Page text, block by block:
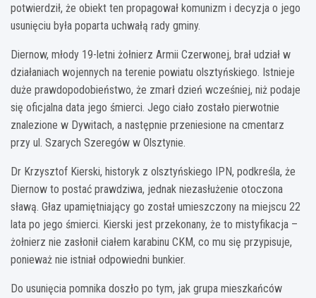
potwierdził, że obiekt ten propagował komunizm i decyzja o jego
usunięciu była poparta uchwałą rady gminy.
Diernow, młody 19-letni żołnierz Armii Czerwonej, brał udział w
działaniach wojennych na terenie powiatu olsztyńskiego. Istnieje
duże prawdopodobieństwo, że zmarł dzień wcześniej, niż podaje
się oficjalna data jego śmierci. Jego ciało zostało pierwotnie
znalezione w Dywitach, a następnie przeniesione na cmentarz
przy ul. Szarych Szeregów w Olsztynie.
Dr Krzysztof Kierski, historyk z olsztyńskiego IPN, podkreśla, że
Diernow to postać prawdziwa, jednak niezasłużenie otoczona
sławą. Głaz upamiętniający go został umieszczony na miejscu 22
lata po jego śmierci. Kierski jest przekonany, że to mistyfikacja –
żołnierz nie zasłonił ciałem karabinu CKM, co mu się przypisuje,
ponieważ nie istniał odpowiedni bunkier.
Do usunięcia pomnika doszło po tym, jak grupa mieszkańców